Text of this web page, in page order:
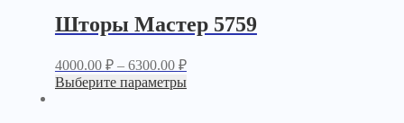
Шторы Мастер 5759
4000.00 ₽– 6300.00 ₽
Выберите параметры